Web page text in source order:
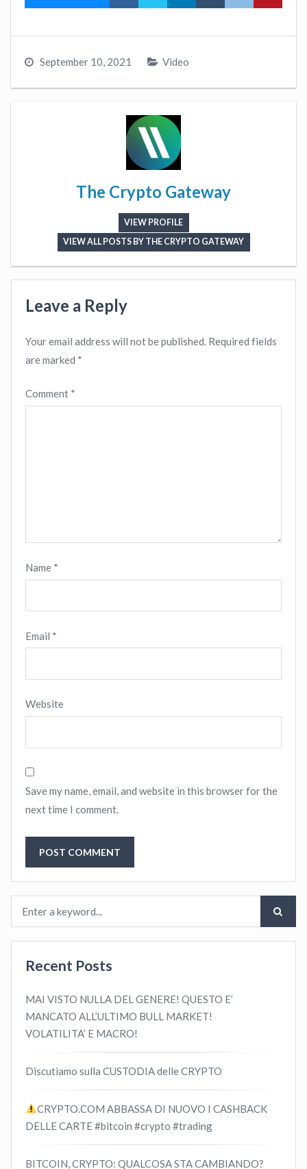
September 10, 2021 Video
The Crypto Gateway
VIEW PROFILE
VIEW ALL POSTS BY THE CRYPTO GATEWAY
Leave a Reply
Your email address will not be published. Required fields
are marked *
Comment *
Name *
Email *
Website
Save my name, email, and website in this browser for the
next time I comment.
Recent Posts
MAI VISTO NULLA DEL GENERE! QUESTO E’
MANCATO ALL’ULTIMO BULL MARKET!
VOLATILITA’ E MACRO!
Discutiamo sulla CUSTODIA delle CRYPTO
CRYPTO.COM ABBASSA DI NUOVO I CASHBACK
DELLE CARTE #bitcoin #crypto #trading
BITCOIN, CRYPTO: QUALCOSA STA CAMBIANDO?